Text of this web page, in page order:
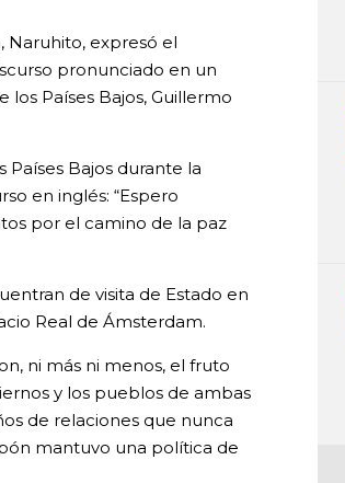
Naruhito, expresó el
pronunciado en un
Países Bajos, Guillermo
Bajos durante la
en inglés: “Espero
por el camino de la paz
de visita de Estado en
Real de Ámsterdam.
ni más ni menos, el fruto
y los pueblos de ambas
de relaciones que nunca
mantuvo una política de